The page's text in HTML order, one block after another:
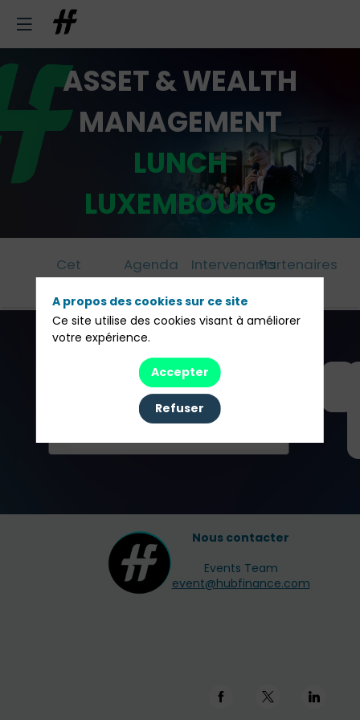
ASSET & WEALTH
MANAGEMENT
LUNCH
LUXEMBOURG
Cet
Agenda IntervenantsPartenaires
Partenaires
Nous contacter
Events Team
event@hubfinance.com
A propos des cookies sur ce site
Ce site utilise des cookies visant à améliorer
votre expérience.
Accepter
Refuser